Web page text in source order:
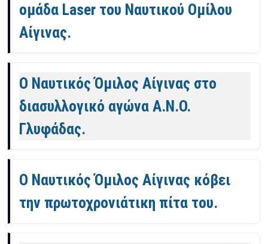
ομάδα Laser του Ναυτικού Ομίλου
Αίγινας.
Ο Ναυτικός Όμιλος Αίγινας στο
διασυλλογικό αγώνα Α.Ν.Ο.
Γλυφάδας.
Ο Ναυτικός Όμιλος Αίγινας κόβει
την πρωτοχρονιάτικη πίτα του.